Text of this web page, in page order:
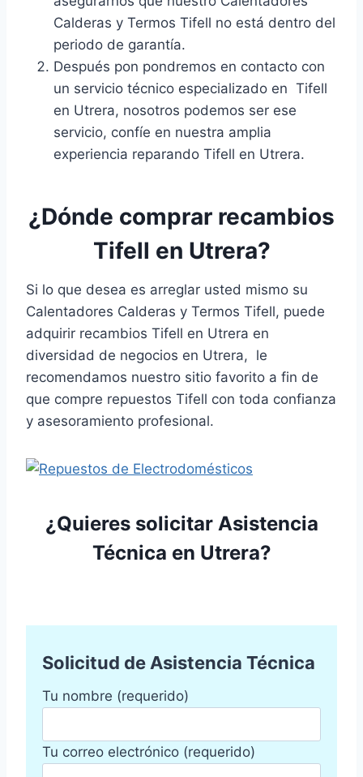
Calderas y Termos Tifell no está dentro del
periodo de garantía.
Después pon pondremos en contacto con
un servicio técnico especializado en Tifell
en Utrera, nosotros podemos ser ese
servicio, confíe en nuestra amplia
experiencia reparando Tifell en Utrera.
¿Dónde comprar recambios
Tifell en Utrera?
Si lo que desea es arreglar usted mismo su
Calentadores Calderas y Termos Tifell, puede
adquirir recambios Tifell en Utrera en
diversidad de negocios en Utrera, le
recomendamos nuestro sitio favorito a fin de
que compre repuestos Tifell con toda confianza
y asesoramiento profesional.
¿Quieres solicitar Asistencia
Técnica en Utrera?
Solicitud de Asistencia Técnica
Tu nombre (requerido)
Tu correo electrónico (requerido)